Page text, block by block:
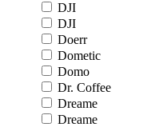
DJI
DJI
Doerr
Dometic
Domo
Dr. Coffee
Dreame
Dreame